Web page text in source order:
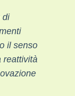
di
il senso
reattività